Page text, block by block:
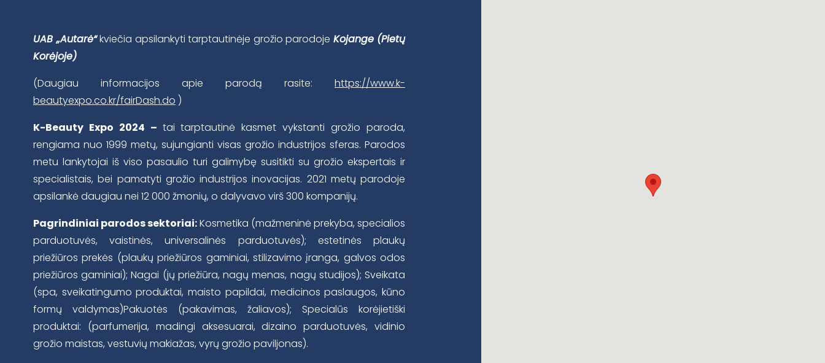
UAB „Autarė“kviečia apsilankyti tarptautinėje grožio parodoje Kojange (Pietų
Korėjoje)
(Daugiau informacijos apie parodą rasite: https://www.k-
beautyexpo.co.kr/fairDash.do )
K-Beauty Expo 2024 – tai tarptautinė kasmet vykstanti grožio paroda,
rengiama nuo 1999 metų, sujungianti visas grožio industrijos sferas. Parodos
metu lankytojai iš viso pasaulio turi galimybę susitikti su grožio ekspertais ir
specialistais, bei pamatyti grožio industrijos inovacijas. 2021 metų parodoje
apsilankė daugiau nei 12 000 žmonių, o dalyvavo virš 300 kompanijų.
Pagrindiniai parodos sektoriai:Kosmetika (mažmeninė prekyba, specialios
parduotuvės, vaistinės, universalinės parduotuvės); estetinės plaukų
priežiūros prekės (plaukų priežiūros gaminiai, stilizavimo įranga, galvos odos
priežiūros gaminiai); Nagai (jų priežiūra, nagų menas, nagų studijos); Sveikata
(spa, sveikatingumo produktai, maisto papildai, medicinos paslaugos, kūno
formų valdymas)Pakuotės (pakavimas, žaliavos); Specialūs korėjietiški
produktai: (parfumerija, madingi aksesuarai, dizaino parduotuvės, vidinio
grožio maistas, vestuvių makiažas, vyrų grožio paviljonas).